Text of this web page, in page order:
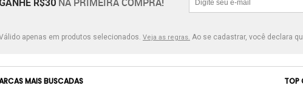
GANHE R$30
apenas em produtos selecionados. Veja as regras. Ao se cadastrar, você declara
MAIS BUSCADAS TOP